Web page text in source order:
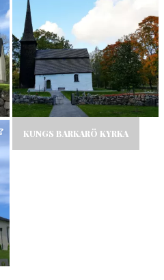
KUNGS BARKARÖ KYRKA